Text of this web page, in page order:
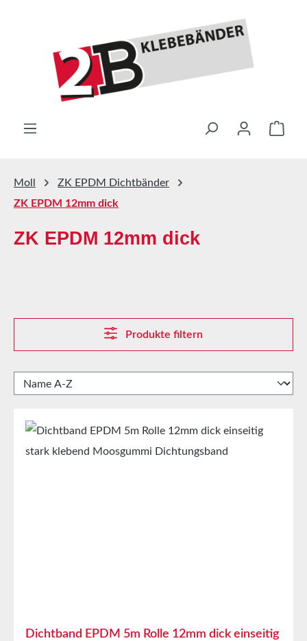
Moll
ZK EPDM Dichtbänder
ZK EPDM 12mm dick
ZK EPDM 12mm dick
Produkte filtern
Dichtband EPDM 5m Rolle 12mm dick einseitig